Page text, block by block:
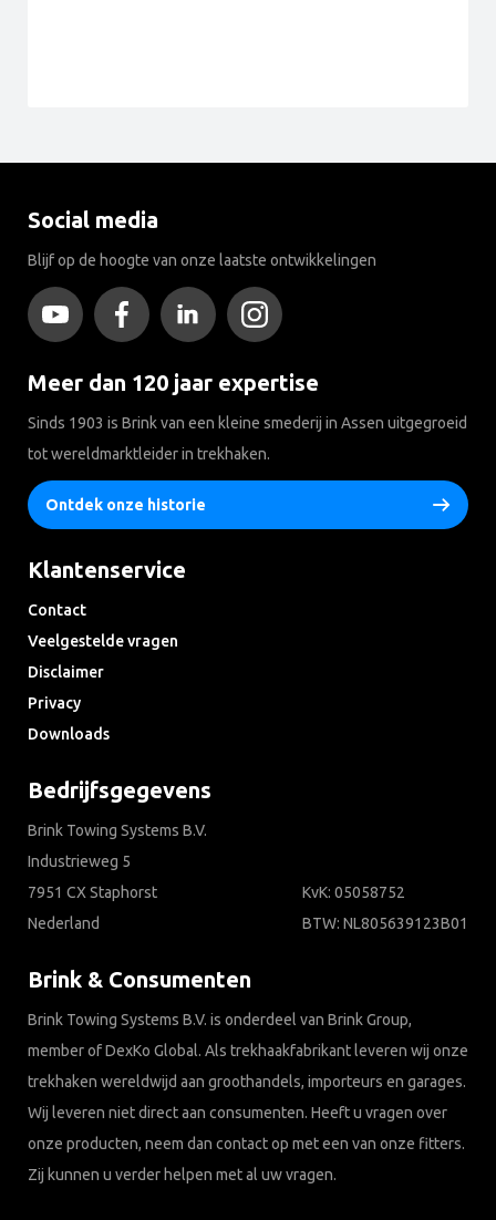
Social media
Blijf op de hoogte van onze laatste ontwikkelingen
Meer dan 120 jaar expertise
Sinds 1903 is Brink van een kleine smederij in Assen uitgegroeid
tot wereldmarktleider in trekhaken.
Ontdek onze historie
Klantenservice
Contact
Veelgestelde vragen
Disclaimer
Privacy
Downloads
Bedrijfsgegevens
Brink Towing Systems B.V.
Industrieweg 5
7951 CX Staphorst
Nederland
KvK: 05058752
BTW: NL805639123B01
Brink & Consumenten
Brink Towing Systems B.V. is onderdeel van Brink Group,
member of DexKo Global. Als trekhaakfabrikant leveren wij onze
trekhaken wereldwijd aan groothandels, importeurs en garages.
Wij leveren niet direct aan consumenten. Heeft u vragen over
onze producten, neem dan contact op met een van onze fitters.
Zij kunnen u verder helpen met al uw vragen.